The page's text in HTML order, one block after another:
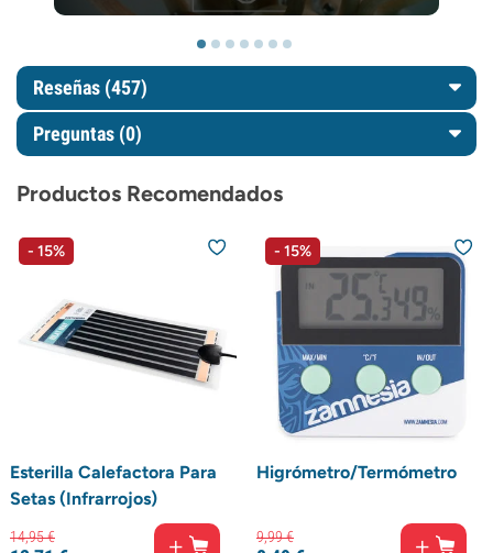
Reseñas (457)
Preguntas (0)
Productos Recomendados
- 15%
Esterilla Calefactora Para
Setas (Infrarrojos)
14,95€
- 15%
Higrómetro/Termómetro
9,99€